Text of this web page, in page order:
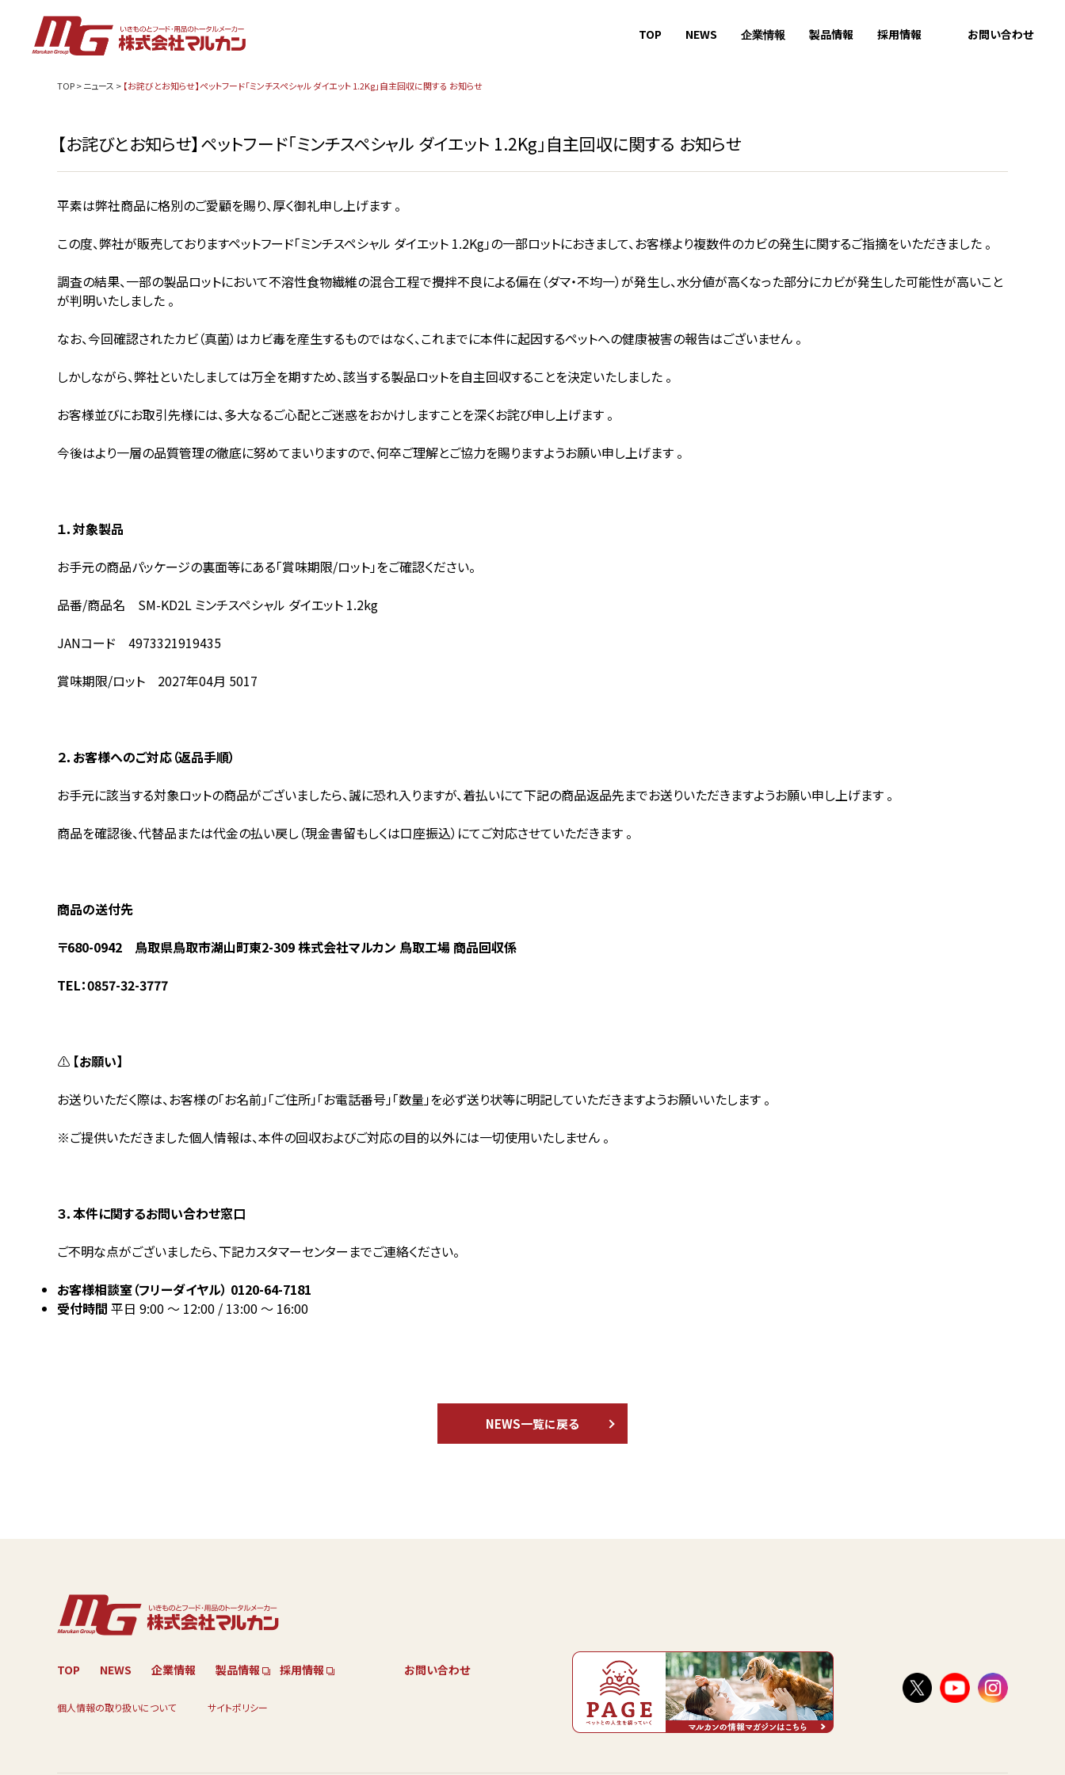
TOP NEWS 企業情報 製品情報 採用情報 お問い合わせ
TOP>ニュース > 【お詫びとお知らせ】ペットフード「ミンチスペシャル ダイエット 1.2Kg」自主回収に関する お知らせ
【お詫びとお知らせ】ペットフード「ミンチスペシャル ダイエット 1.2Kg」自主回収に関する お知らせ
平素は弊社商品に格別のご愛顧を賜り、厚く御礼申し上げます 。
この度、弊社が販売しておりますペットフード「ミンチスペシャル ダイエット 1.2Kg」の一部ロットにおきまして、お客様より複数件のカビの発生に関するご指摘をいただきました 。
調査の結果、一部の製品ロットにおいて不溶性食物繊維の混合工程で攪拌不良による偏在（ダマ・不均一）が発生し、水分値が高くなった部分にカビが発生した可能性が高いこと
が判明いたしました 。
なお、今回確認されたカビ（真菌）はカビ毒を産生するものではなく、これまでに本件に起因するペットへの健康被害の報告はございません 。
しかしながら、弊社といたしましては万全を期すため、該当する製品ロットを自主回収することを決定いたしました 。
お客様並びにお取引先様には、多大なるご心配とご迷惑をおかけしますことを深くお詫び申し上げます 。
今後はより一層の品質管理の徹底に努めてまいりますので、何卒ご理解とご協力を賜りますようお願い申し上げます 。
１．対象製品
お手元の商品パッケージの裏面等にある「賞味期限/ロット」をご確認ください。
品番/商品名 SM-KD2L ミンチスペシャル ダイエット 1.2kg
JANコード 4973321919435
賞味期限/ロット 2027年04月 5017
２．お客様へのご対応（返品手順）
お手元に該当する対象ロットの商品がございましたら、誠に恐れ入りますが、着払いにて下記の商品返品先までお送りいただきますようお願い申し上げます 。
商品を確認後、代替品または代金の払い戻し（現金書留もしくは口座振込）にてご対応させていただきます 。
商品の送付先
〒680-0942 鳥取県鳥取市湖山町東2-309株式会社マルカン 鳥取工場 商品回収係
TEL：0857-32-3777
⚠️ 【お願い】
お送りいただく際は、お客様の「お名前」「ご住所」「お電話番号」「数量」を必ず送り状等に明記していただきますようお願いいたします 。
※ご提供いただきました個人情報は、本件の回収およびご対応の目的以外には一切使用いたしません 。
３．本件に関するお問い合わせ窓口
ご不明な点がございましたら、下記カスタマーセンターまでご連絡ください。
お客様相談室（フリーダイヤル） 0120-64-7181
受付時間 平日 9:00 ～ 12:00 / 13:00 ～ 16:00
NEWS一覧に戻る
TOP NEWS 企業情報 製品情報 採用情報 お問い合わせ
個人情報の取り扱いについて サイトポリシー